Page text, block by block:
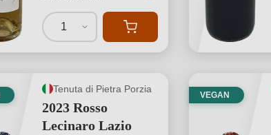
1
Tenuta di Pietra Porzia
2023 Rosso
Lecinaro Lazio
VEGAN